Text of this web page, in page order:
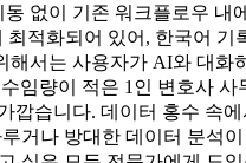
없이 기존 워크플로우 내
적화되어 있어, 한국어 기
서는 사용자가 AI와 대화
임량이 적은 1인 변호사 사
깝습니다. 데이터 홍수 속
거나 방대한 데이터 분석